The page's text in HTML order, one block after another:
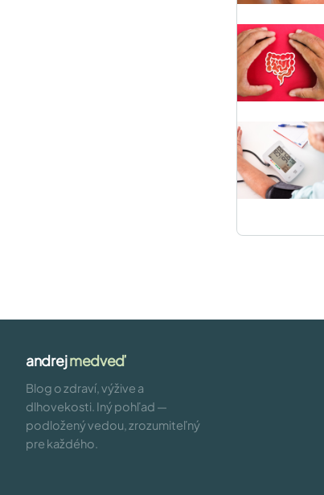
andrejmedveď
Blog o zdraví, výžive a
dlhovekosti. Iný pohľad —
podložený vedou, zrozumiteľný
pre každého.